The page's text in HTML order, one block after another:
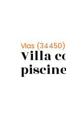
Vias (34450)
Villa